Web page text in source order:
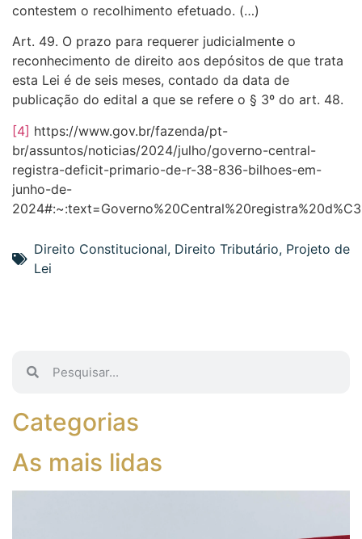
contestem o recolhimento efetuado. (…)
Art. 49. O prazo para requerer judicialmente o
reconhecimento de direito aos depósitos de que trata
esta Lei é de seis meses, contado da data de
publicação do edital a que se refere o § 3º do art. 48.
[4] https://www.gov.br/fazenda/pt-
br/assuntos/noticias/2024/julho/governo-central-
registra-deficit-primario-de-r-38-836-bilhoes-em-
junho-de-
Direito Constitucional, Direito Tributário, Projeto de
Lei
Categorias
As mais lidas